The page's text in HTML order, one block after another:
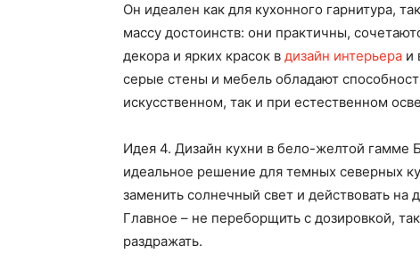
Он идеален как для кухонного гарнитура,
массу достоинств: они практичны,
декора и ярких красок в дизайн интерьера и
серые стены и мебель обладают
искусственном, так и при естественном
Идея 4. Дизайн кухни в бело-желтой гамме
идеальное решение для темных северных
заменить солнечный свет и действовать на
Главное – не переборщить с дозировкой,
раздражать.